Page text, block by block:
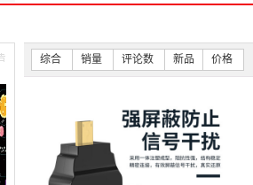
综合 销量 评论数 新品 价格